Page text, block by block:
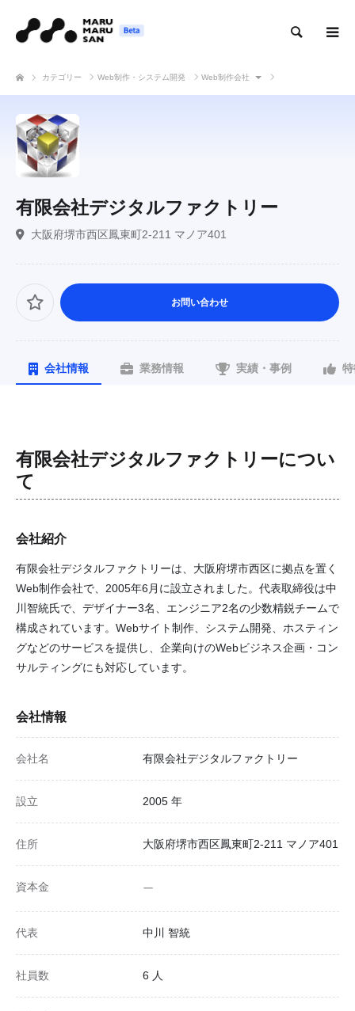
カテゴリー Web制作・システム開発 Web制作会社
有限会社デジタルファクトリー
大阪府堺市西区鳳東町2-211 マノア401
お問い合わせ
会社情報 業務情報 実績・事例
有限会社デジタルファクトリーについ
て
会社紹介
有限会社デジタルファクトリーは、大阪府堺市西区に拠点を置く
Web制作会社で、2005年6月に設立されました。代表取締役は中
川智統氏で、デザイナー3名、エンジニア2名の少数精鋭チームで
構成されています。Webサイト制作、システム開発、ホスティン
グなどのサービスを提供し、企業向けのWebビジネス企画・コン
サルティングにも対応しています。
会社情報
会社名 有限会社デジタルファクトリー
設立 2005 年
住所 大阪府堺市西区鳳東町2-211 マノア401
資本金 ー
代表 中川 智統
社員数 6 人